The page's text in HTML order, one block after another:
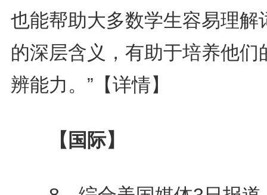
也能帮助大多数学生容易理解
的深层含义，有助于培养他们
辨能力。” 【详情】
【国际】